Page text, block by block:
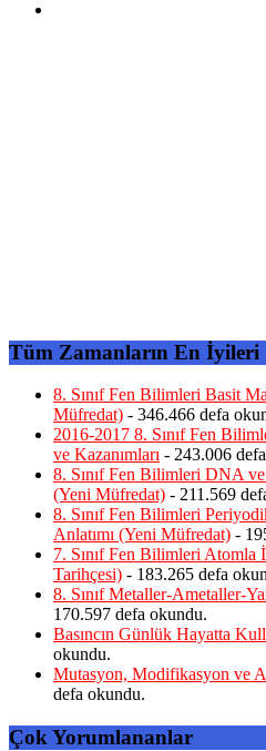
Tüm Zamanların En İyileri
8. Sınıf Fen Bilimleri Basit
Müfredat) - 346.466 defa
2016-2017 8. Sınıf Fen
ve Kazanımları - 243.006
8. Sınıf Fen Bilimleri DNA
(Yeni Müfredat) - 211.569
8. Sınıf Fen Bilimleri
Anlatımı (Yeni Müfredat) -
7. Sınıf Fen Bilimleri
Tarihçesi) - 183.265 defa
8. Sınıf Metaller-Ametaller-
170.597 defa okundu.
Basıncın Günlük Hayatta
okundu.
Mutasyon, Modifikasyon ve
defa okundu.
Çok Yorumlananlar